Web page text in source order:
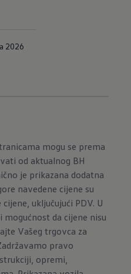
2026
mogu se prema
od aktualnog BH
je prikazana dodatna
navedene cijene su
uključujući PDV. U
da cijene nisu
Vašeg trgovca za
pravo
opremi,